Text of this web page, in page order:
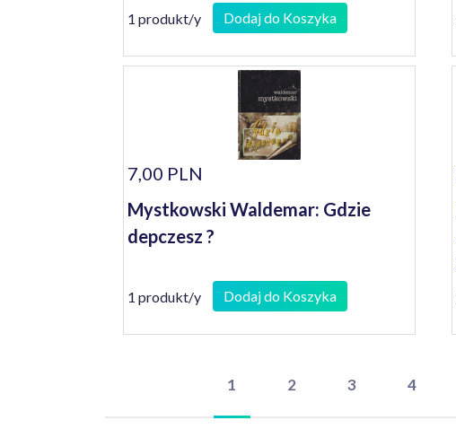
1 produkt/y Dodaj do Koszyka
7,00 PLN
Mystkowski Waldemar: Gdzie
depczesz ?
1 produkt/y Dodaj do Koszyka
1 2 3 4